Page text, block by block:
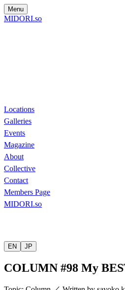
Menu
MIDORI.so
Locations
Galleries
Events
Magazine
About
Collective
Contact
Members Page
MIDORI.so
EN JP
COLUMN #98 My